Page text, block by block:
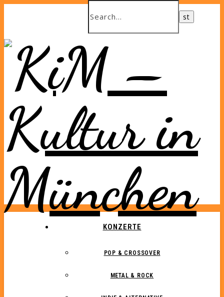
KONZERTE
POP & CROSSOVER
METAL & ROCK